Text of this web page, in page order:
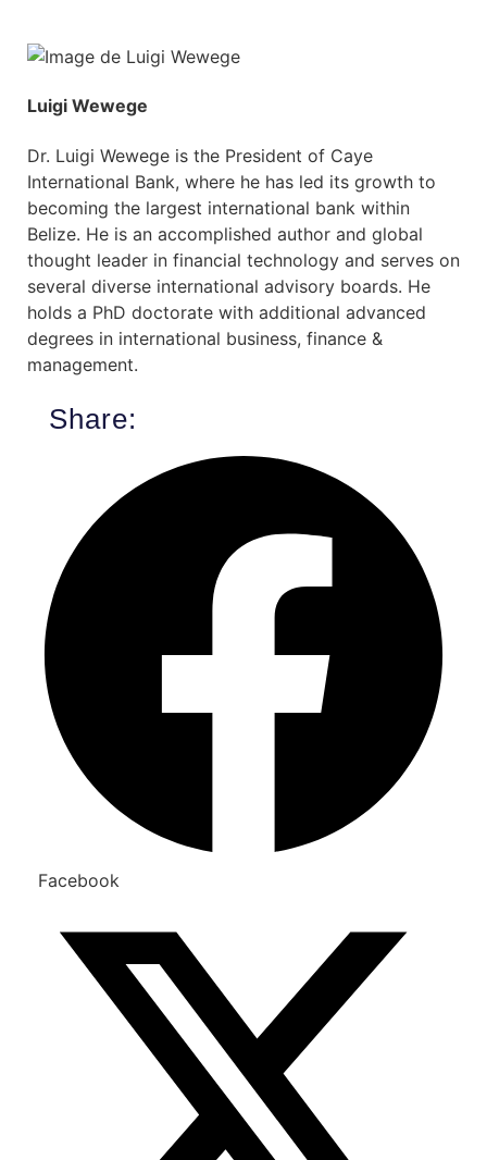
Luigi Wewege
Dr. Luigi Wewege is the President of Caye
International Bank, where he has led its growth to
becoming the largest international bank within
Belize. He is an accomplished author and global
thought leader in financial technology and serves on
several diverse international advisory boards. He
holds a PhD doctorate with additional advanced
degrees in international business, finance &
management.
Share:
Facebook